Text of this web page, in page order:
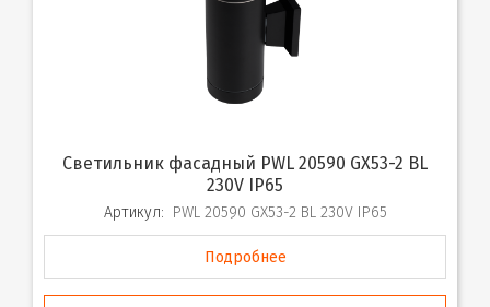
Светильник фасадный PWL 20590 GX53-2 BL
230V IP65
Артикул: PWL 20590 GX53-2 BL 230V IP65
Подробнее